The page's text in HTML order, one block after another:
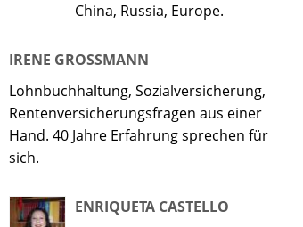
China, Russia, Europe.
IRENE GROSSMANN
Lohnbuchhaltung, Sozialversicherung,
Rentenversicherungsfragen aus einer
Hand. 40 Jahre Erfahrung sprechen für
sich.
ENRIQUETA CASTELLO